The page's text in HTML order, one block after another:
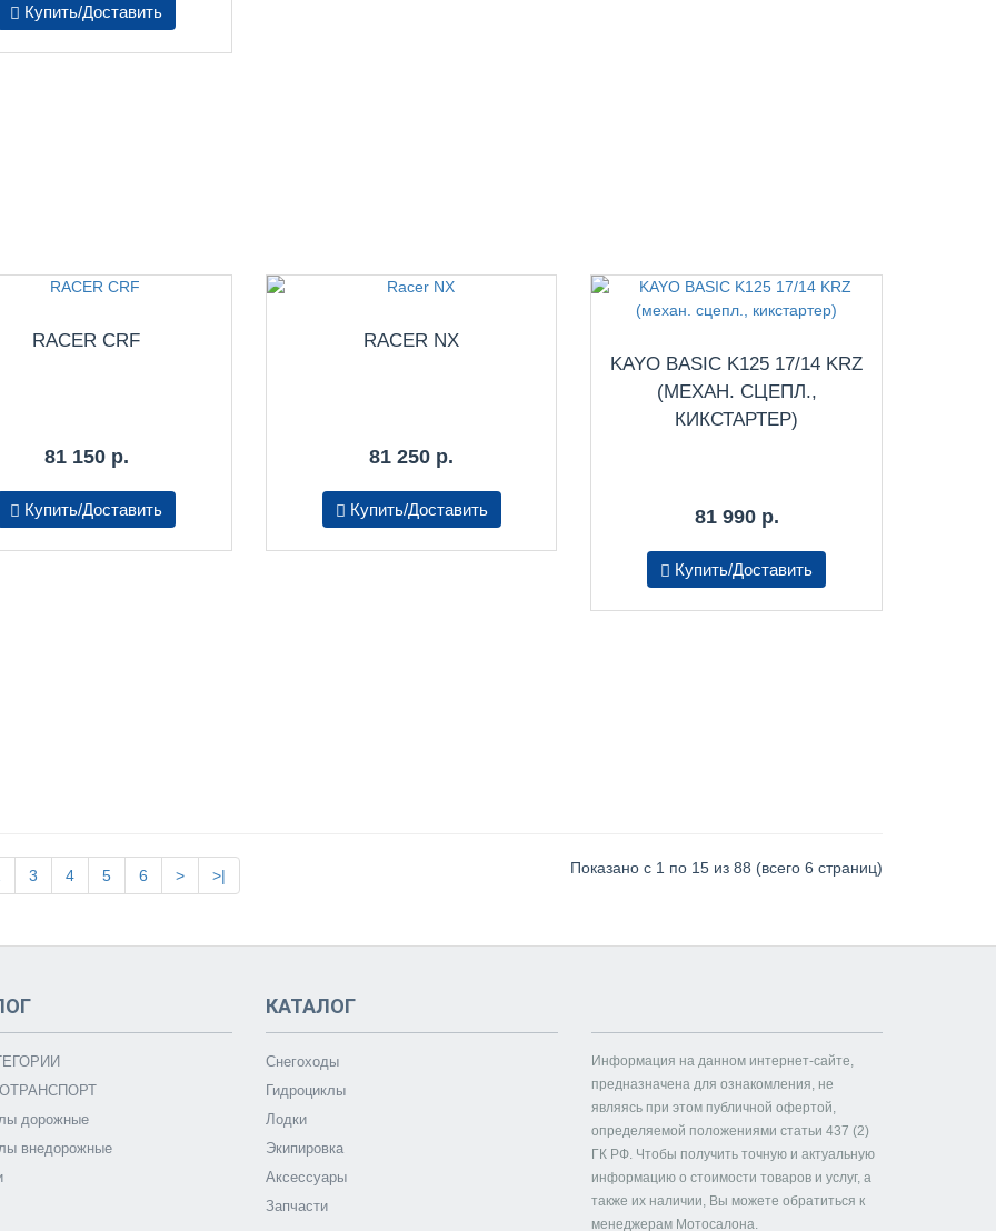
Купить/Доставить
RACER CRF
81 150 р.
Купить/Доставить
RACER NX
81 250 р.
Купить/Доставить
KAYO BASIC K125 17/14 KRZ
(МЕХАН. СЦЕПЛ.,
КИКСТАРТЕР)
81 990 р.
Купить/Доставить
3 4 5 6 > >| Показано с 1 по 15 из 88 (всего 6 страниц)
дорожные
внедорожные
КАТАЛОГ
Снегоходы
Гидроциклы
Лодки
Экипировка
Аксессуары
Запчасти
Информация на данном интернет-сайте,
предназначена для ознакомления, не
являясь при этом публичной офертой,
определяемой положениями статьи 437 (2)
ГК РФ. Чтобы получить точную и актуальную
информацию о стоимости товаров и услуг, а
также их наличии, Вы можете обратиться к
менеджерам Мотосалона.